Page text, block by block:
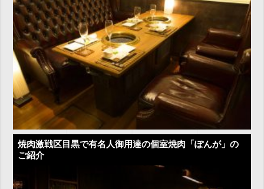
焼肉激戦区目黒で有名人御用達の個室焼肉「ぽんが」の
ご紹介